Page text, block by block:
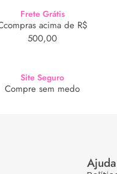
Frete Grátis
acima de R$
500,00
Site Seguro
Compre sem medo
Ajuda